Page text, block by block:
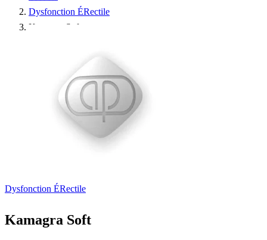
Dysfonction ÉRectile
Kamagra Soft
Dysfonction ÉRectile
Kamagra Soft